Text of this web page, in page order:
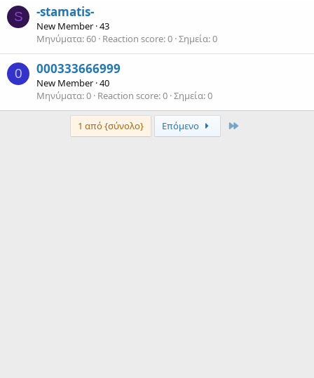
S -stamatis-
New Member ·43
Μηνύματα 60 Reaction score 0 Σημεία 0
0 000333666999
New Member ·40
Μηνύματα 0 Reaction score 0 Σημεία 0
1 από {σύνολο} Επόμενο